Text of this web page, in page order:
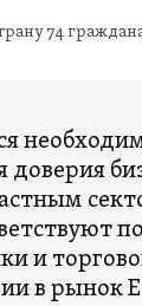
74
и
в рынок